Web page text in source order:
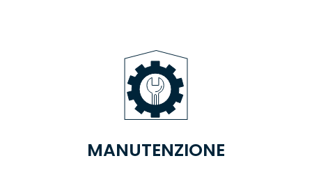
MANUTENZIONE